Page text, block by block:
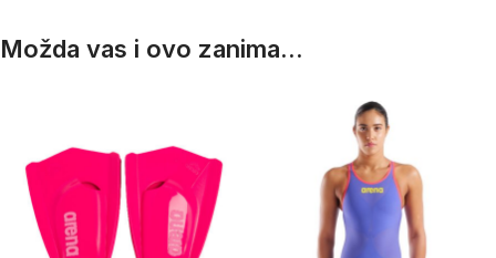
Možda vas i ovo zanima...